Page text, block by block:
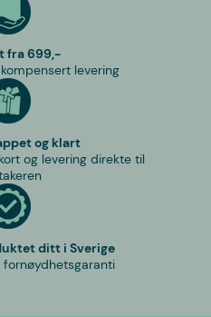
fra 699,-
levering
og klart
og levering direkte til
ditt i Sverige